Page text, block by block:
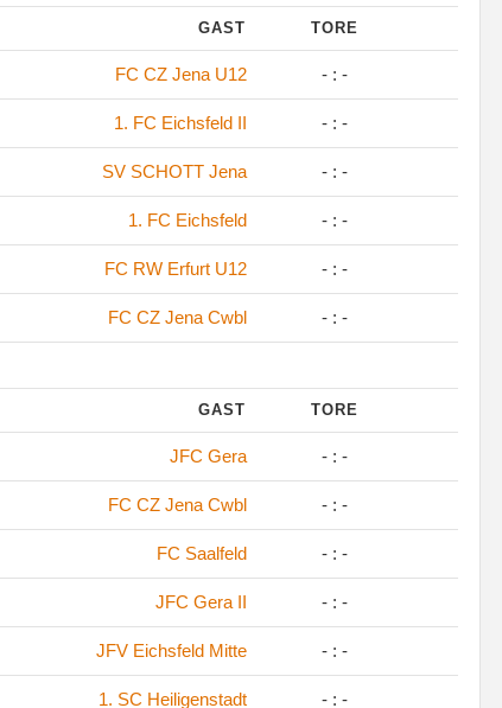
GAST TORE
FC CZ Jena U12 - : -
1. FC Eichsfeld II - : -
SV SCHOTT Jena - : -
1. FC Eichsfeld - : -
FC RW Erfurt U12 - : -
FC CZ Jena Cwbl - : -
GAST TORE
JFC Gera - : -
FC CZ Jena Cwbl - : -
FC Saalfeld - : -
JFC Gera II - : -
JFV Eichsfeld Mitte - : -
1. SC Heiligenstadt - : -